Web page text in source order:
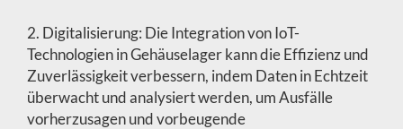
2. Digitalisierung: Die Integration von IoT-
Technologien in Gehäuselager kann die Effizienz und
Zuverlässigkeit verbessern, indem Daten in Echtzeit
überwacht und analysiert werden, um Ausfälle
vorherzusagen und vorbeugende